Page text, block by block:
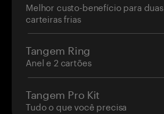
Melhor custo-benefício para duas
carteiras frias
Tangem Ring
Anel e 2 cartões
Tangem Pro Kit
Tudo o que você precisa